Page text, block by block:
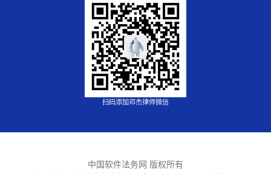
扫码添加邓杰律师微信
中国软件法务网 版权所有